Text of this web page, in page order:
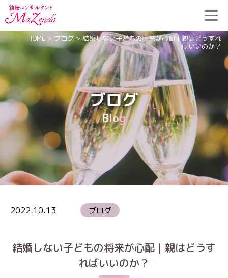
ブログ
Blog
HOME > ブログ > 結婚しない子どもの将来が心配｜親はどうすれ
ばいいのか？
2022.10.13 ブログ
結婚しない子どもの将来が心配｜親はどうす
ればいいのか？